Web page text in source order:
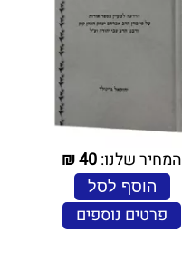
המחיר שלנו:40
₪
הוסף לסל
פרטים נוספים